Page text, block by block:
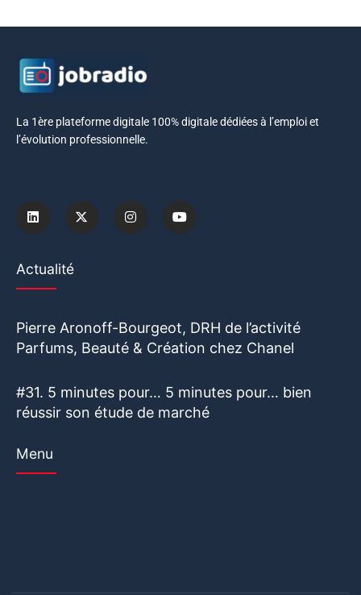
La 1ère plateforme digitale 100% digitale dédiées à l’emploi et
l’évolution professionnelle.
Actualité
Pierre Aronoff-Bourgeot, DRH de l’activité
Parfums, Beauté & Création chez Chanel
#31. 5 minutes pour… 5 minutes pour… bien
réussir son étude de marché
Menu